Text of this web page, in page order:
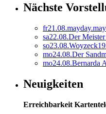
Nächste
fr21.08.
sa22.08.Der
so23.08.Woyzeck
mo24.08.Der
mo24.08.Bernarda
Neuigkeiten
Erreichbarkeit